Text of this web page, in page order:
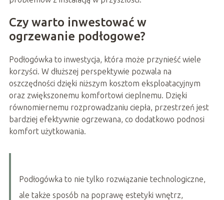
Czy warto inwestować w
ogrzewanie podłogowe?
Podłogówka to inwestycja, która może przynieść wiele
korzyści. W dłuższej perspektywie pozwala na
oszczędności dzięki niższym kosztom eksploatacyjnym
oraz zwiększonemu komfortowi cieplnemu. Dzięki
równomiernemu rozprowadzaniu ciepła, przestrzeń jest
bardziej efektywnie ogrzewana, co dodatkowo podnosi
komfort użytkowania.
Podłogówka to nie tylko rozwiązanie technologiczne,
ale także sposób na poprawę estetyki wnętrz,